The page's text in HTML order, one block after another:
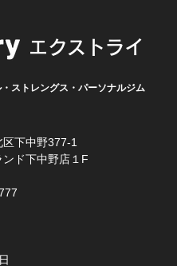
エクストライ
ストレングス・パーソナルジム
下中野377-1
ド下中野店１F